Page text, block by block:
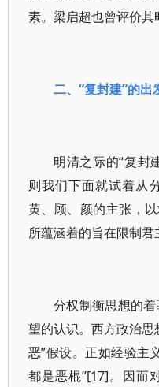
素。梁启超也曾评价其
二、“复封建”的
明清之际的“复封
则我们下面就试着从
黄、顾、颜的主张，
所蕴涵着的旨在限制君
分权制衡思想的
望的认识。西方政治思
恶”假设。正如经验主
都是恶棍”[17]。因而